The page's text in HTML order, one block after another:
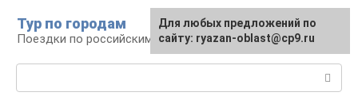
контенту
Тур по городам
Поездки по российским городам
Для любых предложений по
сайту: ryazan-oblast@cp9.ru